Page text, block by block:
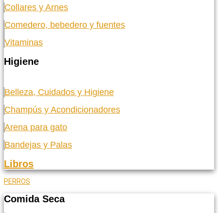
Collares y Arnes
Comedero, bebedero y fuentes
Vitaminas
Higiene
Belleza, Cuidados y Higiene
Champús y Acondicionadores
Arena para gato
Bandejas y Palas
Libros
PERROS
Comida Seca